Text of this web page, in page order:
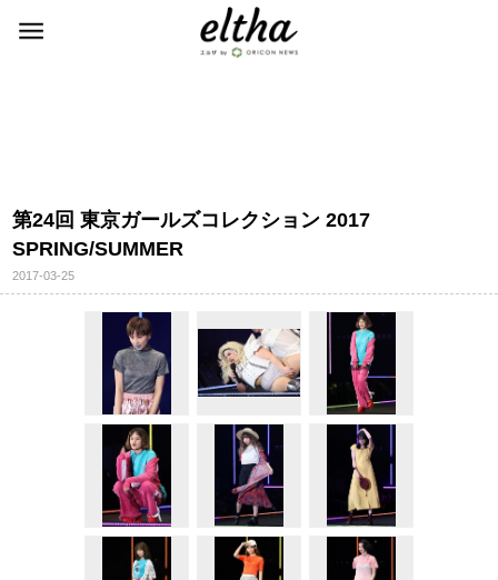
第24回 東京ガールズコレクション 2017
SPRING/SUMMER
2017-03-25